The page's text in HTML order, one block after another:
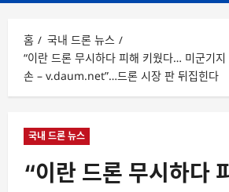
홈
국내 드론 뉴스
“이란 드론 무시하다 피해 키웠다… 미군기
손 – v.daum.net”…드론 시장 판 뒤집힌다
국내 드론 뉴스
“이란 드론 무시하다